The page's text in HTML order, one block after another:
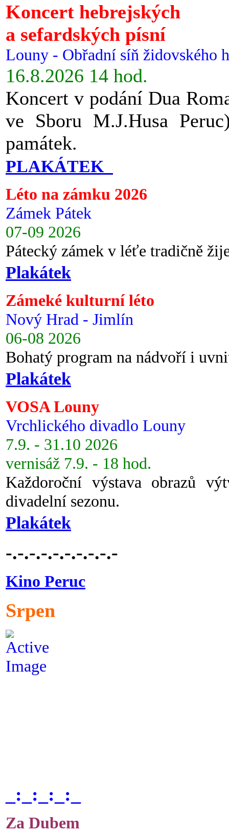
Koncert hebrejských
a sefardských písní
Louny - Obřadní síň židovského
16.8.2026 14 hod.
Koncert v podání Dua
ve Sboru M.J.Husa
památek.
PLAKÁTEK
Léto na zámku 2026
Zámek Pátek
07-09 2026
Pátecký zámek v léťe tradičně
Plakátek
Zámeké kulturní léto
Nový Hrad - Jimlín
06-08 2026
Bohatý program na nádvoří i
Plakátek
VOSA Louny
Vrchlického divadlo Louny
7.9. - 31.10 2026
vernisáž 7.9. - 18 hod.
Každoroční výstava obrazů
divadelní sezonu.
Plakátek
-.-.-.-.-.-.-.-.-.-
Kino Peruc
Srpen
_:_:_:_:_
Za Dubem